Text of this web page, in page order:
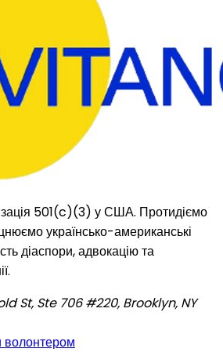
501(c)(3) у США. Протидіємо
українсько-американські
діаспори, адвокацію та
St, Ste 706 #220, Brooklyn, NY
волонтером